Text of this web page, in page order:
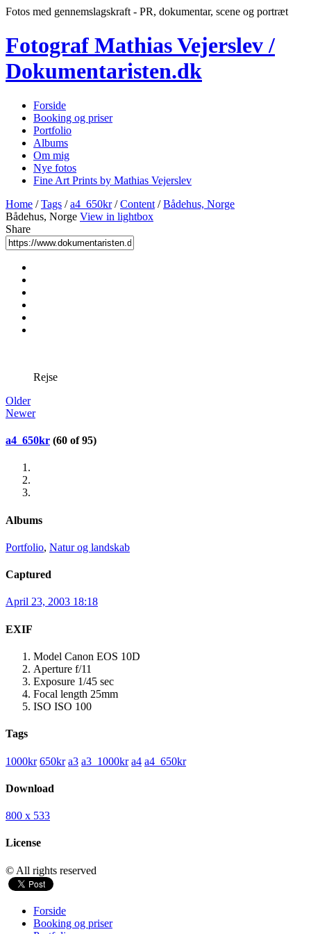
Fotos med gennemslagskraft - PR, dokumentar, scene og portræt
Fotograf Mathias Vejerslev /
Dokumentaristen.dk
Forside
Booking og priser
Portfolio
Albums
Om mig
Nye fotos
Fine Art Prints by Mathias Vejerslev
Home /Tags /a4_650kr/Content /Bådehus, Norge
Bådehus, Norge View in lightbox
Share
Rejse
Older
Newer
a4_650kr (60 of 95)
Albums
Portfolio, Natur og landskab
Captured
April 23, 2003 18:18
EXIF
Model Canon EOS 10D
Aperture f/11
Exposure 1/45 sec
Focal length 25mm
ISO ISO 100
Tags
1000kr 650kr a3 a3_1000kr a4 a4_650kr
Download
800 x 533
License
© All rights reserved
Forside
Booking og priser